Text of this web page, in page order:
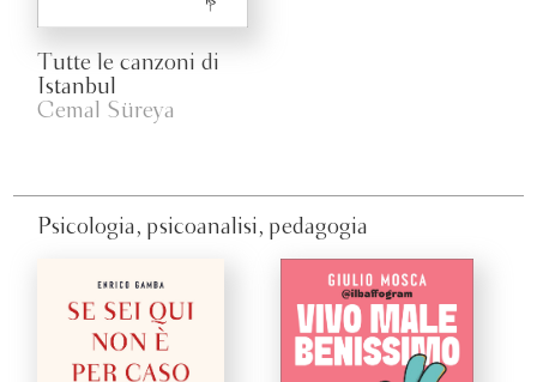
Tutte le canzoni di
Istanbul
Cemal Süreya
Psicologia, psicoanalisi, pedagogia